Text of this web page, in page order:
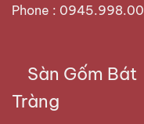
Phone :
Sàn Gốm Bát
Tràng